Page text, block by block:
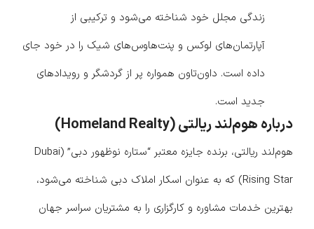
زندگی مجلل خود شناخته می‌شود و ترکیبی از
آپارتمان‌های لوکس و پنت‌هاوس‌های شیک را در خود جای
داده است. داون‌تاون همواره پر از گردشگر و رویدادهای
جدید است.
درباره هوم‌لند ریالتی (Homeland Realty)
هوم‌لند ریالتی، برنده جایزه معتبر “ستاره نوظهور دبی” (Dubai
Rising Star) که به عنوان اسکار املاک دبی شناخته می‌شود،
بهترین خدمات مشاوره و کارگزاری را به مشتریان سراسر جهان